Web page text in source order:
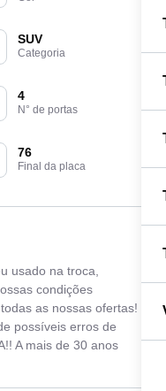
SUV
Categoria
4
N° de portas
76
Final da placa
usado na troca,
condições
as nossas ofertas!
possíveis erros de
A mais de 30 anos